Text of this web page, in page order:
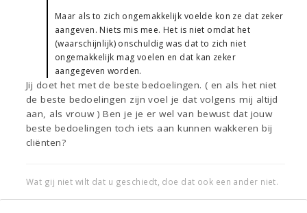
Maar als to zich ongemakkelijk voelde kon ze dat zeker
aangeven. Niets mis mee. Het is niet omdat het
(waarschijnlijk) onschuldig was dat to zich niet
ongemakkelijk mag voelen en dat kan zeker
aangegeven worden.
Jij doet het met de beste bedoelingen. ( en als het niet
de beste bedoelingen zijn voel je dat volgens mij altijd
aan, als vrouw ) Ben je je er wel van bewust dat jouw
beste bedoelingen toch iets aan kunnen wakkeren bij
cliënten?
Wat gij niet wilt dat u geschiedt, doe dat ook een ander niet.